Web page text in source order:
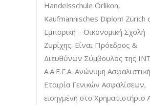
Handelsschule Örlikon,
Kaufmännisches Diplom Zürich
Εμπορική – Οικονομική Σχολή
Ζυρίχης. Είναι Πρόεδρος &
Διευθύνων Σύμβουλος της
Α.Α.Ε.Γ.Α. Ανώνυμη Ασφαλιστική
Εταιρία Γενικών Ασφαλίσεων,
εισηγμένη στο Χρηματιστήριο